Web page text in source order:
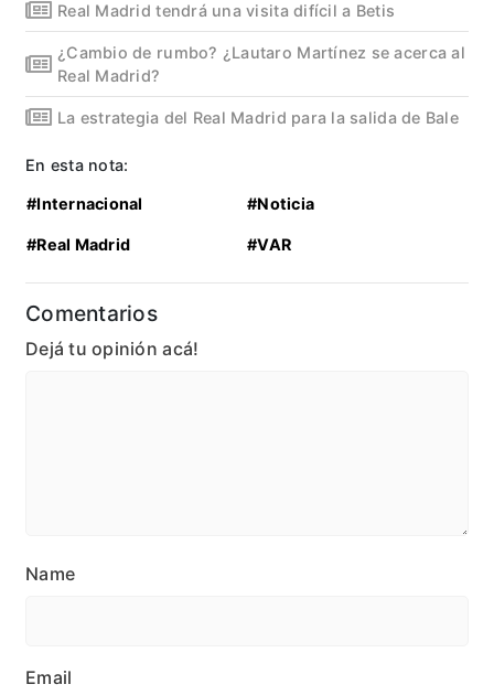
Real Madrid tendrá una visita difícil a Betis
¿Cambio de rumbo? ¿Lautaro Martínez se acerca al
Real Madrid?
La estrategia del Real Madrid para la salida de Bale
En esta nota:
#Internacional #Noticia
#Real Madrid #VAR
Comentarios
Dejá tu opinión acá!
Name
Email